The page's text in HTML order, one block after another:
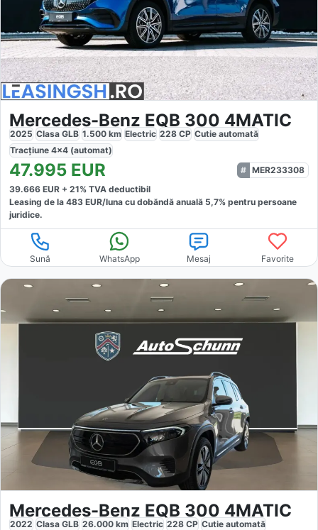
Mercedes-Benz EQB 300 4MATIC
2025 Clasa GLB 1.500 km Electric 228 CP Cutie automată
Tracțiune 4x4 (automat)
47.995 EUR
MER233308
39.666 EUR + 21% TVA deductibil
Leasing de la 483 EUR/luna cu dobăndă anuală 5,7% pentru persoane
juridice.
Sună WhatsApp Mesaj Favorite
Mercedes-Benz EQB 300 4MATIC
2022 Clasa GLB 26.000 km Electric 228 CP Cutie automată